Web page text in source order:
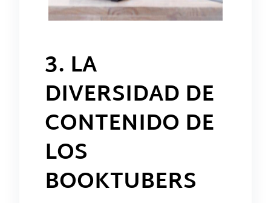
3. LA
DIVERSIDAD DE
CONTENIDO DE
LOS
BOOKTUBERS